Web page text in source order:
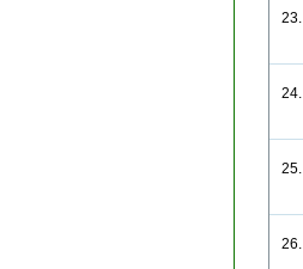
23.
24.
25.
26.